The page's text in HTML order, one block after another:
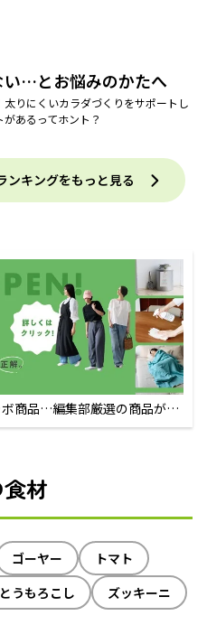
い…とお悩みのかたへ
りにくいカラダづくりをサポートし
あるってホント？
ンキングをもっと見る
商品…編集部厳選の商品が買
材
ゴーヤー
トマト
とうもろこし ズッキーニ